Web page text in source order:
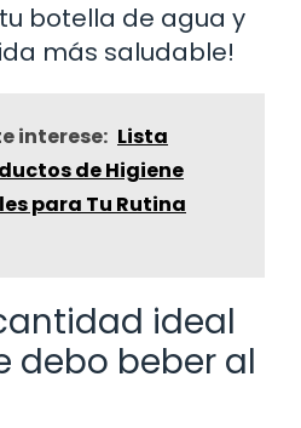
botella de agua y
más saludable!
interese: Lista
de Higiene
para Tu Rutina
ideal
debo beber al